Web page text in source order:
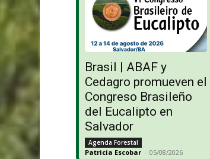
Brasil | ABAF y
Cedagro promueven el
Congreso Brasileño
del Eucalipto en
Salvador
Agenda Forestal
Patricia Escobar - 05/08/2026